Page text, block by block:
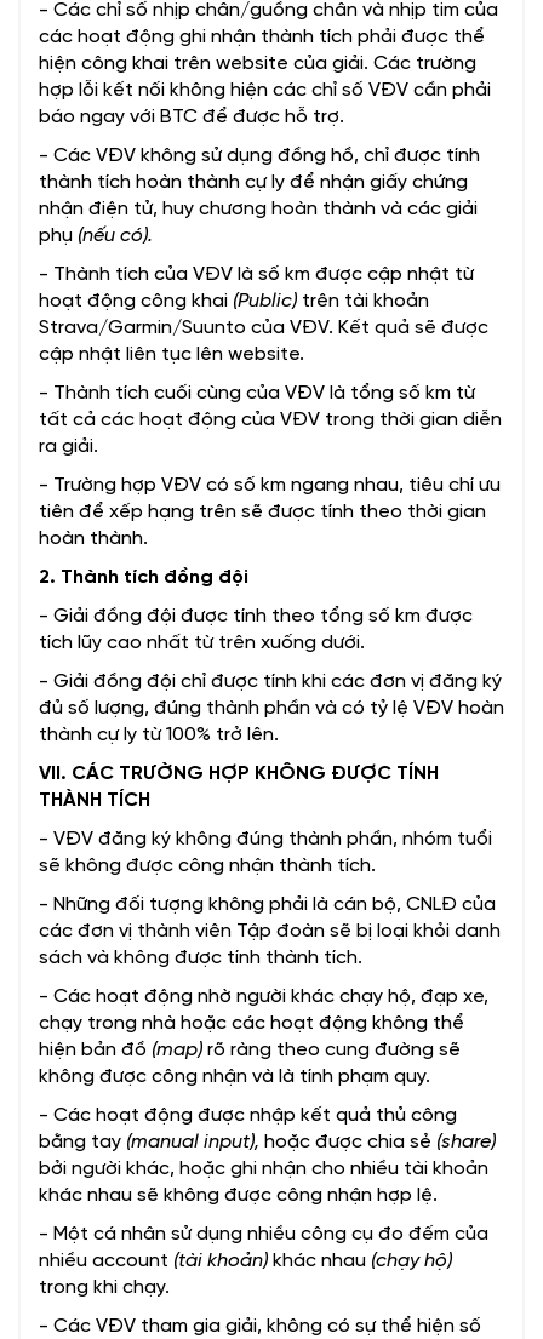
- Các chỉ số nhịp chân/guồng chân và nhịp tim của
các hoạt động ghi nhận thành tích phải được thể
hiện công khai trên website của giải. Các trường
hợp lỗi kết nối không hiện các chỉ số VĐV cần phải
báo ngay với BTC để được hỗ trợ.
- Các VĐV không sử dụng đồng hồ, chỉ được tính
thành tích hoàn thành cự ly để nhận giấy chứng
nhận điện tử, huy chương hoàn thành và các giải
phụ (nếu có).
- Thành tích của VĐV là số km được cập nhật từ
hoạt động công khai (Public)trên tài khoản
Strava/Garmin/Suunto của VĐV. Kết quả sẽ được
cập nhật liên tục lên website.
- Thành tích cuối cùng của VĐV là tổng số km từ
tất cả các hoạt động của VĐV trong thời gian diễn
ra giải.
- Trường hợp VĐV có số km ngang nhau, tiêu chí ưu
tiên để xếp hạng trên sẽ được tính theo thời gian
hoàn thành.
2. Thành tích đồng đội
- Giải đồng đội được tính theo tổng số km được
tích lũy cao nhất từ trên xuống dưới.
- Giải đồng đội chỉ được tính khi các đơn vị đăng ký
đủ số lượng, đúng thành phần và có tỷ lệ VĐV hoàn
thành cự ly từ 100% trở lên.
VII. CÁC TRƯỜNG HỢP KHÔNG ĐƯỢC TÍNH
THÀNH TÍCH
- VĐV đăng ký không đúng thành phần, nhóm tuổi
sẽ không được công nhận thành tích.
- Những đối tượng không phải là cán bộ, CNLĐ của
các đơn vị thành viên Tập đoàn sẽ bị loại khỏi danh
sách và không được tính thành tích.
- Các hoạt động nhờ người khác chạy hộ, đạp xe,
chạy trong nhà hoặc các hoạt động không thể
hiện bản đồ (map) rõ ràng theo cung đường sẽ
không được công nhận và là tính phạm quy.
- Các hoạt động được nhập kết quả thủ công
bằng tay (manual input), hoặc được chia sẻ (share)
bởi người khác, hoặc ghi nhận cho nhiều tài khoản
khác nhau sẽ không được công nhận hợp lệ.
- Một cá nhân sử dụng nhiều công cụ đo đếm của
nhiều account (tài khoản)khác nhau (chạy hộ)
trong khi chạy.
- Các VĐV tham gia giải, không có sự thể hiện số